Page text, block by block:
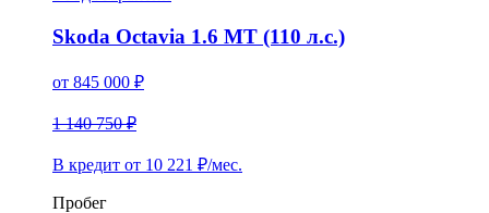
Skoda Octavia 1.6 MT (110 л.с.)
от 845 000 ₽
1 140 750 ₽
В кредит от 10 221 ₽/мес.
Пробег